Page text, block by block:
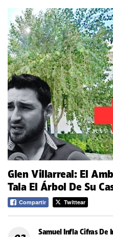
Glen Villarreal: El
Tala El Árbol De Su
Compartir Twittear
Samuel Infla Cifras De